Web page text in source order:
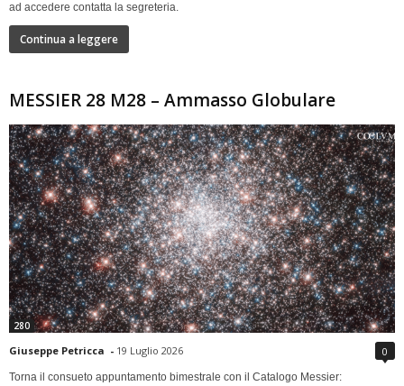
ad accedere contatta la segreteria.
Continua a leggere
MESSIER 28 M28 – Ammasso Globulare
280
Giuseppe Petricca - 19 Luglio 2026 0
Torna il consueto appuntamento bimestrale con il Catalogo Messier: